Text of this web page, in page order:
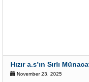
November 23, 2025